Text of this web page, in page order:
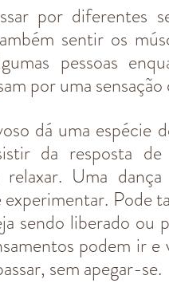
por diferentes
sentir os
pessoas
por uma
dá uma espécie
da resposta
relaxar. Uma
experimentar. Pode
sendo liberado ou
podem ir
sem apegar-se.